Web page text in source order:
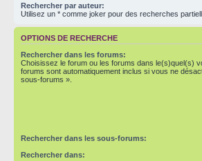
Rechercher par auteur:
Utilisez un * comme joker pour des recherches
OPTIONS DE RECHERCHE
Rechercher dans les forums:
Choisissez le forum ou les forums dans le(s)quel(s)
forums sont automatiquement inclus si vous ne
sous-forums ».
Rechercher dans les sous-forums:
Rechercher dans: